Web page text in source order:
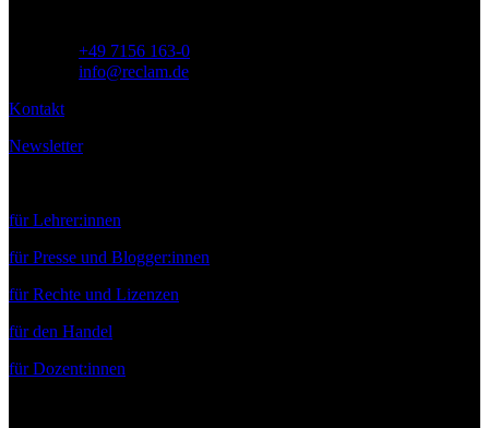
+49 7156 163-0
info@reclam.de
Kontakt
Newsletter
für Lehrer:innen
für Presse und Blogger:innen
für Rechte und Lizenzen
für den Handel
für Dozent:innen